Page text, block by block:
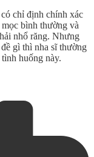
chỉ định chính xác
bình thường và
nhổ răng. Nhưng
gì thì nha sĩ thường
huống này.